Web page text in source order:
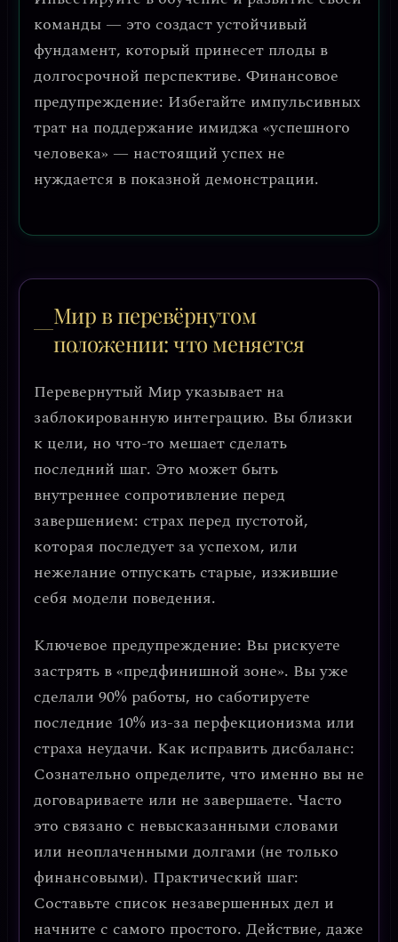
команды — это создаст устойчивый
фундамент, который принесет плоды в
долгосрочной перспективе. Финансовое
предупреждение: Избегайте импульсивных
трат на поддержание имиджа «успешного
человека» — настоящий успех не
нуждается в показной демонстрации.
Мир в перевёрнутом
положении: что меняется
Перевернутый Мир указывает на
заблокированную интеграцию. Вы близки
к цели, но что-то мешает сделать
последний шаг. Это может быть
внутреннее сопротивление перед
завершением: страх перед пустотой,
которая последует за успехом, или
нежелание отпускать старые, изжившие
себя модели поведения.
Ключевое предупреждение: Вы рискуете
застрять в «предфинишной зоне». Вы уже
сделали 90% работы, но саботируете
последние 10% из-за перфекционизма или
страха неудачи. Как исправить дисбаланс:
Сознательно определите, что именно вы не
договариваете или не завершаете. Часто
это связано с невысказанными словами
или неоплаченными долгами (не только
финансовыми). Практический шаг:
Составьте список незавершенных дел и
начните с самого простого. Действие, даже